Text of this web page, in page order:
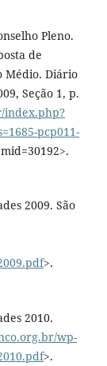
Pleno.
de
Médio. Diário
Seção 1, p.
index.php?
pcp011-
2009. São
>.
2010.
wp-
>.